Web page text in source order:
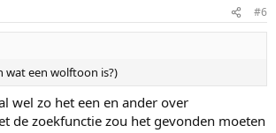
#6
wat een wolftoon is?)
wel zo het een en ander over
de zoekfunctie zou het gevonden moeten